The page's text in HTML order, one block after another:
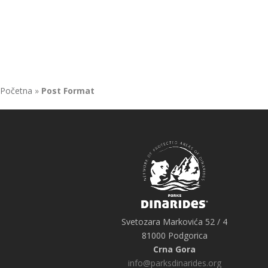
Početna » Post Format
Svetozara Markovića 52 / 4
81000 Podgorica
Crna Gora
info@parksdinarides.org